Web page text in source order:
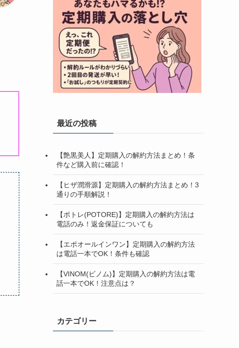
最近の投稿
【艶黒美人】定期購入の解約方法まとめ！条
件など購入前に確認！
【ヒザ潤滑源】定期購入の解約方法まとめ！3
通りの手順解説！
【ポトレ(POTORE)】定期購入の解約方法は
電話のみ！返金保証についても
【エポオールインワン】定期購入の解約方法
は電話一本でOK！条件も確認
【VINOM(ビノム)】定期購入の解約方法は電
話一本でOK！注意点は？
カテゴリー